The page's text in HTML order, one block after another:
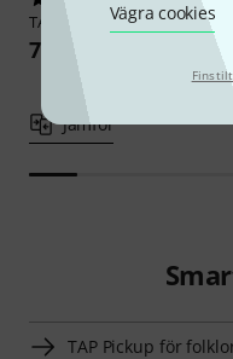
Vägra cookies
Finstilt
TAP Bird Bouzouki Pickup
769 kr
Jämför
TAP Pickup för